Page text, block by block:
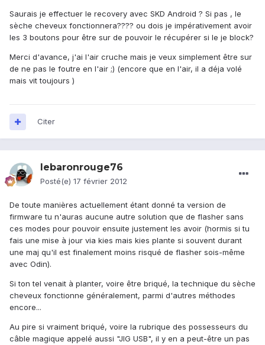
Saurais je effectuer le recovery avec SKD Android ? Si pas , le
sèche cheveux fonctionnera???? ou dois je impérativement avoir
les 3 boutons pour être sur de pouvoir le récupérer si le je block?
Merci d'avance, j'ai l'air cruche mais je veux simplement être sur
de ne pas le foutre en l'air ;) (encore que en l'air, il a déja volé
mais vit toujours )
Citer
lebaronrouge76
Posté(e) 17 février 2012
De toute manières actuellement étant donné ta version de
firmware tu n'auras aucune autre solution que de flasher sans
ces modes pour pouvoir ensuite justement les avoir (hormis si tu
fais une mise à jour via kies mais kies plante si souvent durant
une maj qu'il est finalement moins risqué de flasher sois-même
avec Odin).
Si ton tel venait à planter, voire être briqué, la technique du sèche
cheveux fonctionne généralement, parmi d'autres méthodes
encore...
Au pire si vraiment briqué, voire la rubrique des possesseurs du
câble magique appelé aussi "JIG USB", il y en a peut-être un pas